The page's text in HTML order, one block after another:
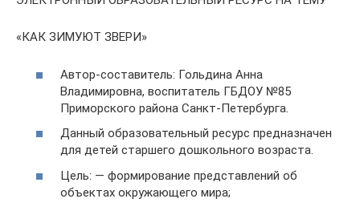
«КАК ЗИМУЮТ ЗВЕРИ»
Автор-составитель: Гольдина Анна
Владимировна, воспитатель ГБДОУ №85
Приморского района Санкт-Петербурга.
Данный образовательный ресурс предназначен
для детей старшего дошкольного возраста.
Цель: — формирование представлений об
объектах окружающего мира;